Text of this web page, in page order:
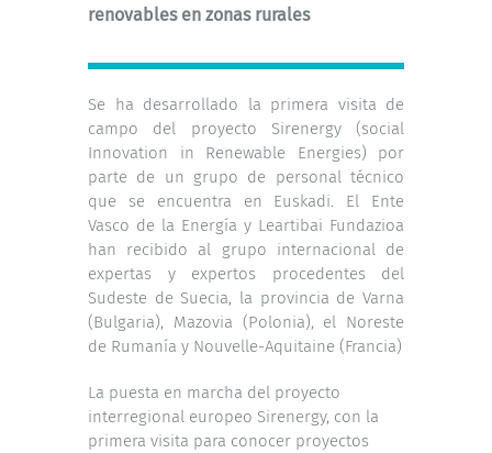
renovables en zonas rurales
Se ha desarrollado la primera visita de
campo del proyecto Sirenergy (social
Innovation in Renewable Energies) por
parte de un grupo de personal técnico
que se encuentra en Euskadi. El Ente
Vasco de la Energía y Leartibai Fundazioa
han recibido al grupo internacional de
expertas y expertos procedentes del
Sudeste de Suecia, la provincia de Varna
(Bulgaria), Mazovia (Polonia), el Noreste
de Rumanía y Nouvelle-Aquitaine (Francia)
La puesta en marcha del proyecto
interregional europeo Sirenergy, con la
primera visita para conocer proyectos